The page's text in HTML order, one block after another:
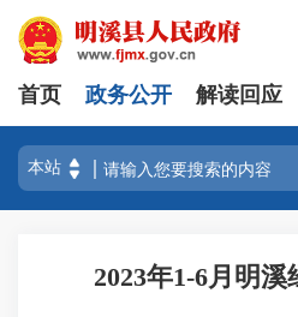
首页 政务公开 解读回应
2023年1-6月明